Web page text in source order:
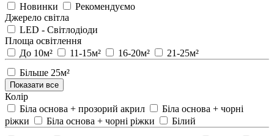
Новинки
Рекомендуємо
Джерело світла
LED - Світлодіоди
Площа освітлення
До 10м²
11-15м² 16-20м²
21-25м²
Більше 25м²
Показати все
Колір
Біла основа + прозорий акрил
Біла основа + чорні
ріжки
Біла основа + чорні ріжки
Білий